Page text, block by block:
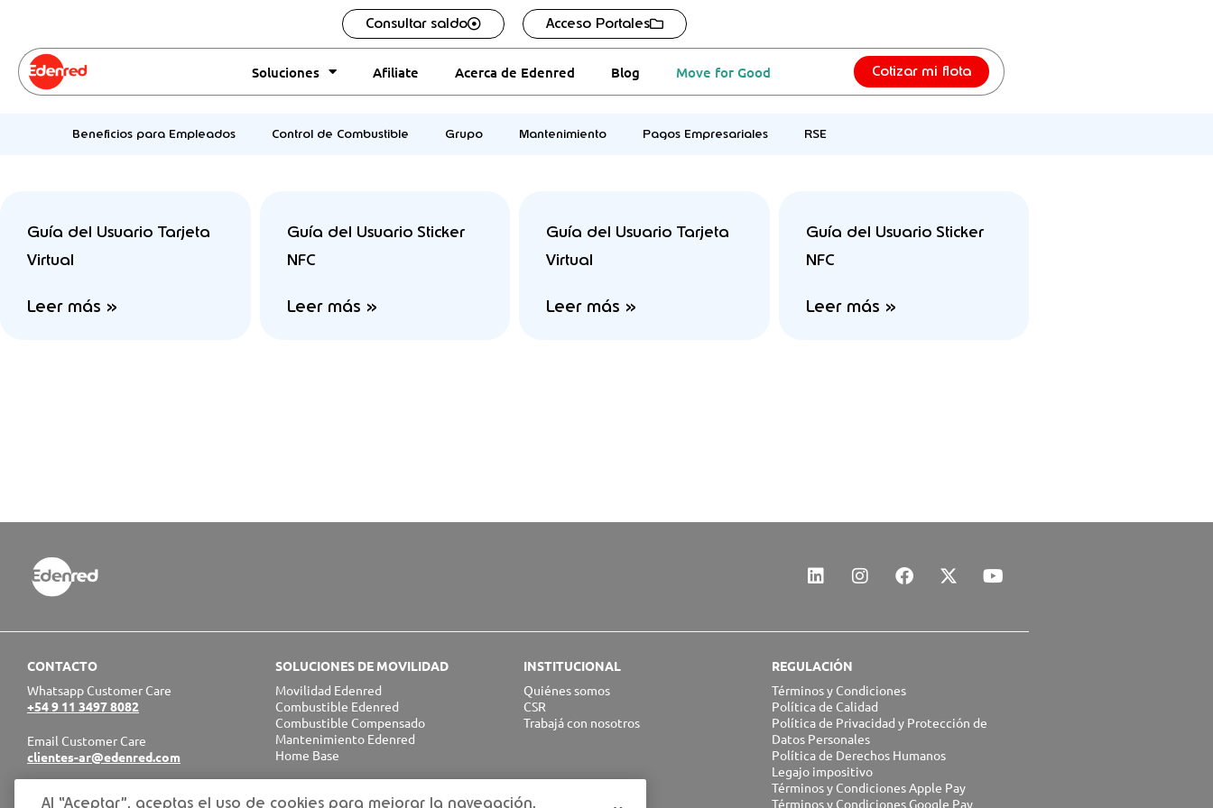
contenido
Consultar saldo Acceso Portales
Soluciones Afiliate Acerca de Edenred Blog Move for Good Cotizar mi flota
Beneficios para Empleados Control de Combustible Grupo Mantenimiento Pagos Empresariales RSE
Guía del Usuario Tarjeta
Virtual
Leer más »
Guía del Usuario Sticker
NFC
Leer más »
Guía del Usuario Tarjeta
Virtual
Leer más »
Guía del Usuario Sticker
NFC
Leer más »
L
i
e
d
i
n
I
n
a
a
m
F
a
b
k
X
-
i
Y
o
u
CONTACTO
Whatsapp Customer Care
+54 9 11 3497 8082
Email Customer Care
clientes-ar@edenred.com
SOLUCIONES DE MOVILIDAD
Movilidad Edenred
Combustible Edenred
Combustible Compensado
Mantenimiento Edenred
Home Base
INSTITUCIONAL
Quiénes somos
CSR
Trabajá con nosotros
REGULACIÓN
Términos y Condiciones
Política de Calidad
Política de Privacidad y Protección de
Datos Personales
Política de Derechos Humanos
Legajo impositivo
Términos y Condiciones Apple Pay
Términos y Condiciones Google Pay
Al “Aceptar”, aceptas el uso de cookies para mejorar la navegación,